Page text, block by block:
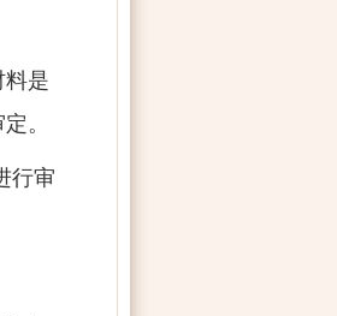
料是
。
行审